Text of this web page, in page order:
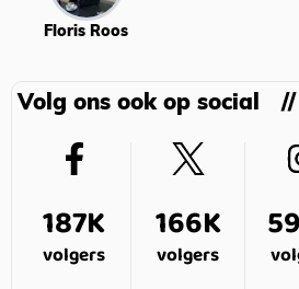
Floris Roos
Volg ons ook op social
187K
volgers
166K
volgers